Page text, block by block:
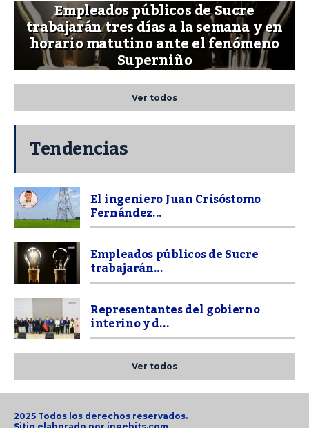
Empleados públicos de Sucre
trabajarán tres días a la semana y en
horario matutino ante el fenómeno
Superniño
Ver todos
Tendencias
El ingeniero Juan Crisóstomo
Fernández...
Empleados públicos de Sucre
trabajarán...
Representantes del gobierno
interino y d...
Ver todos
2025 Todos los derechos reservados.